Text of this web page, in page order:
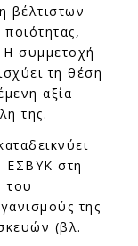
βέλτιστων
Η συμμετοχή
τη θέση
αξία
της.
ΕΣΒΥΚ στη
του
της
(βλ.